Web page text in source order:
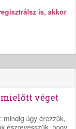
is, akkor
mielőtt véget
mindig úgy érezzük,
észrevesszük, hogy